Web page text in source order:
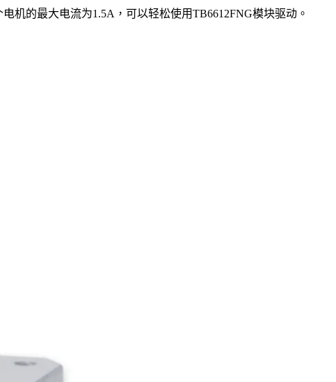
机的最大电流为1.5A，可以轻松使用TB6612FNG模块驱动。